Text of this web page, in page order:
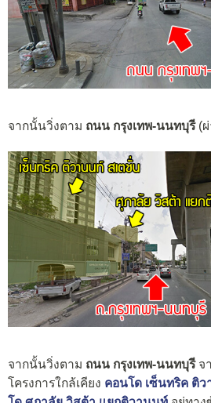
จากนั้นวิ่งตาม ถนน กรุงเทพ-นนทบุรี(ผ่
จากนั้นวิ่งตาม ถนน กรุงเทพ-นนทบุรีจ
โครงการใกล้เคียง คอนโด เซ็นทริค ติ